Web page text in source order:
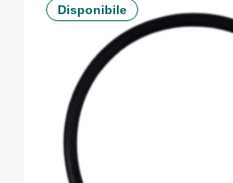
Disponibile